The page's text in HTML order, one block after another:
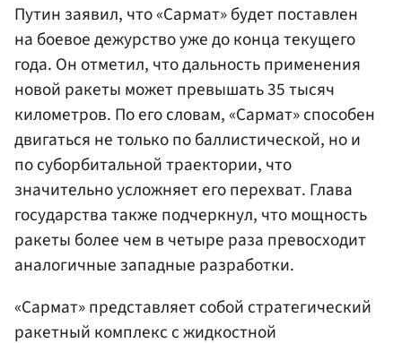
Путин заявил, что «Сармат» будет поставлен
на боевое дежурство уже до конца текущего
года. Он отметил, что дальность применения
новой ракеты может превышать 35 тысяч
километров. По его словам, «Сармат» способен
двигаться не только по баллистической, но и
по суборбитальной траектории, что
значительно усложняет его перехват. Глава
государства также подчеркнул, что мощность
ракеты более чем в четыре раза превосходит
аналогичные западные разработки.
«Сармат» представляет собой стратегический
ракетный комплекс с жидкостной